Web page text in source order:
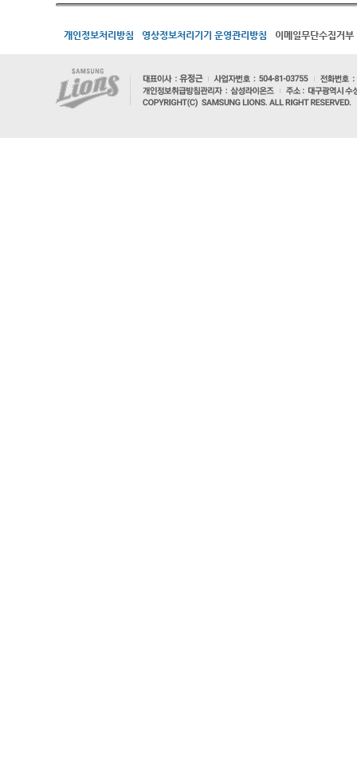
개인정보처리방침 영상정보처리기기 운영관리방침 이메일무단수집거부